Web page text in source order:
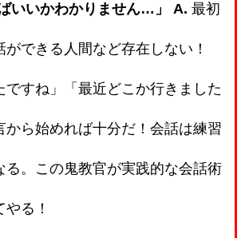
いいかわかりません…」 A. 最初
できる人間など存在しない！
ですね」「最近どこか行きました
から始めれば十分だ！会話は練習
る。この鬼教官が実践的な会話術
る！